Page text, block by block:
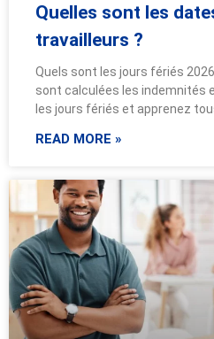
Quelles sont les
travailleurs ?
Quels sont les jours fériés
sont calculées les indemnités
les jours fériés et apprenez
READ MORE »